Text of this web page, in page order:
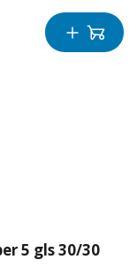
5 gls 30/30